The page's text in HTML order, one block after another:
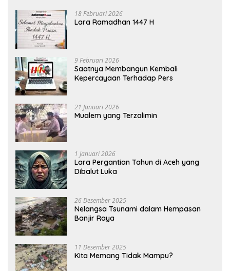
18 Februari 2026
Lara Ramadhan 1447 H
9 Februari 2026
Saatnya Membangun Kembali
Kepercayaan Terhadap Pers
21 Januari 2026
Mualem yang Terzalimin
1 Januari 2026
Lara Pergantian Tahun di Aceh yang
Dibalut Luka
26 Desember 2025
Nelangsa Tsunami dalam Hempasan
Banjir Raya
11 Desember 2025
Kita Memang Tidak Mampu?